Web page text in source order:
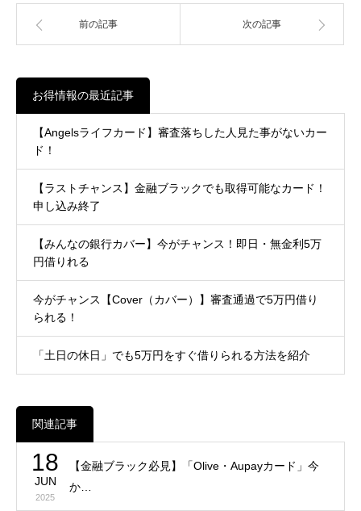
前の記事 次の記事
お得情報の最近記事
【Angelsライフカード】審査落ちした人見た事がないカー
ド！
【ラストチャンス】金融ブラックでも取得可能なカード！
申し込み終了
【みんなの銀行カバー】今がチャンス！即日・無金利5万
円借りれる
今がチャンス【Cover（カバー）】審査通過で5万円借り
られる！
「土日の休日」でも5万円をすぐ借りられる方法を紹介
関連記事
18
JUN
2025
【金融ブラック必見】「Olive・Aupayカード」今
か…